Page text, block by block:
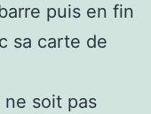
puis en fin
sa carte de
ne soit pas